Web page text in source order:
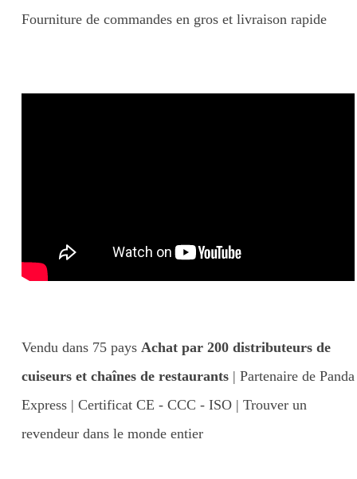
Fourniture de commandes en gros et livraison rapide
Vendu dans 75 pays Achat par 200 distributeurs de
cuiseurs et chaînes de restaurants| Partenaire de Panda
Express | Certificat CE - CCC - ISO | Trouver un
revendeur dans le monde entier